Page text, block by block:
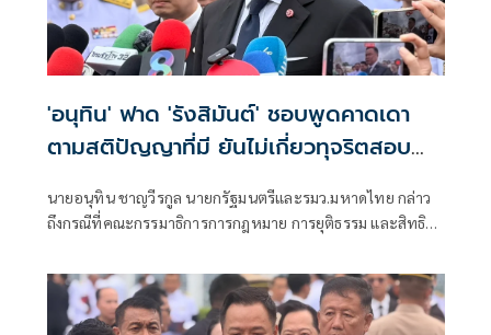
'อนุทิน' ฟาด 'รังสิมันต์' ชอบพูดคาดเดา
ตามสติปัญญาที่มี ยันไม่เกี่ยวทุจริตสอบ
นายอนุทิน ชาญวีรกูล นายกรัฐมนตรีและรมว.มหาดไทย กล่าว
ถึงกรณีที่คณะกรรมาธิการการกฎหมาย การยุติธรรม และสิทธิ
กรรมาธิการ มีการอ้างชื่อนายกรัฐมนตรี เข้าไปเกี่ยวข้องกับการ
ทุจริตสอบท้องถิ่น